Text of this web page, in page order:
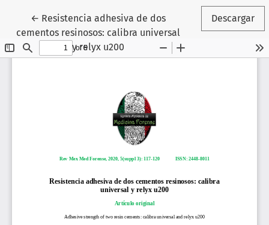
← Volver a los detalles del artículo
Resistencia adhesiva de dos
cementos resinosos: calibra universal
y relyx u200
Descargar